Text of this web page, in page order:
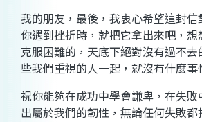
我的朋友，最後，我衷心希望這封
你遇到挫折時，就把它拿出來吧，
克服困難的，天底下絕對沒有過不
些我們重視的人一起，就沒有什麼事
祝你能夠在成功中學會謙卑，在失
出屬於我們的韌性，無論任何失敗都